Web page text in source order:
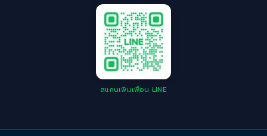
สแกนเพิ่มเพื่อน LINE